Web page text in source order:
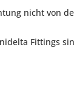
nicht von
Fittings